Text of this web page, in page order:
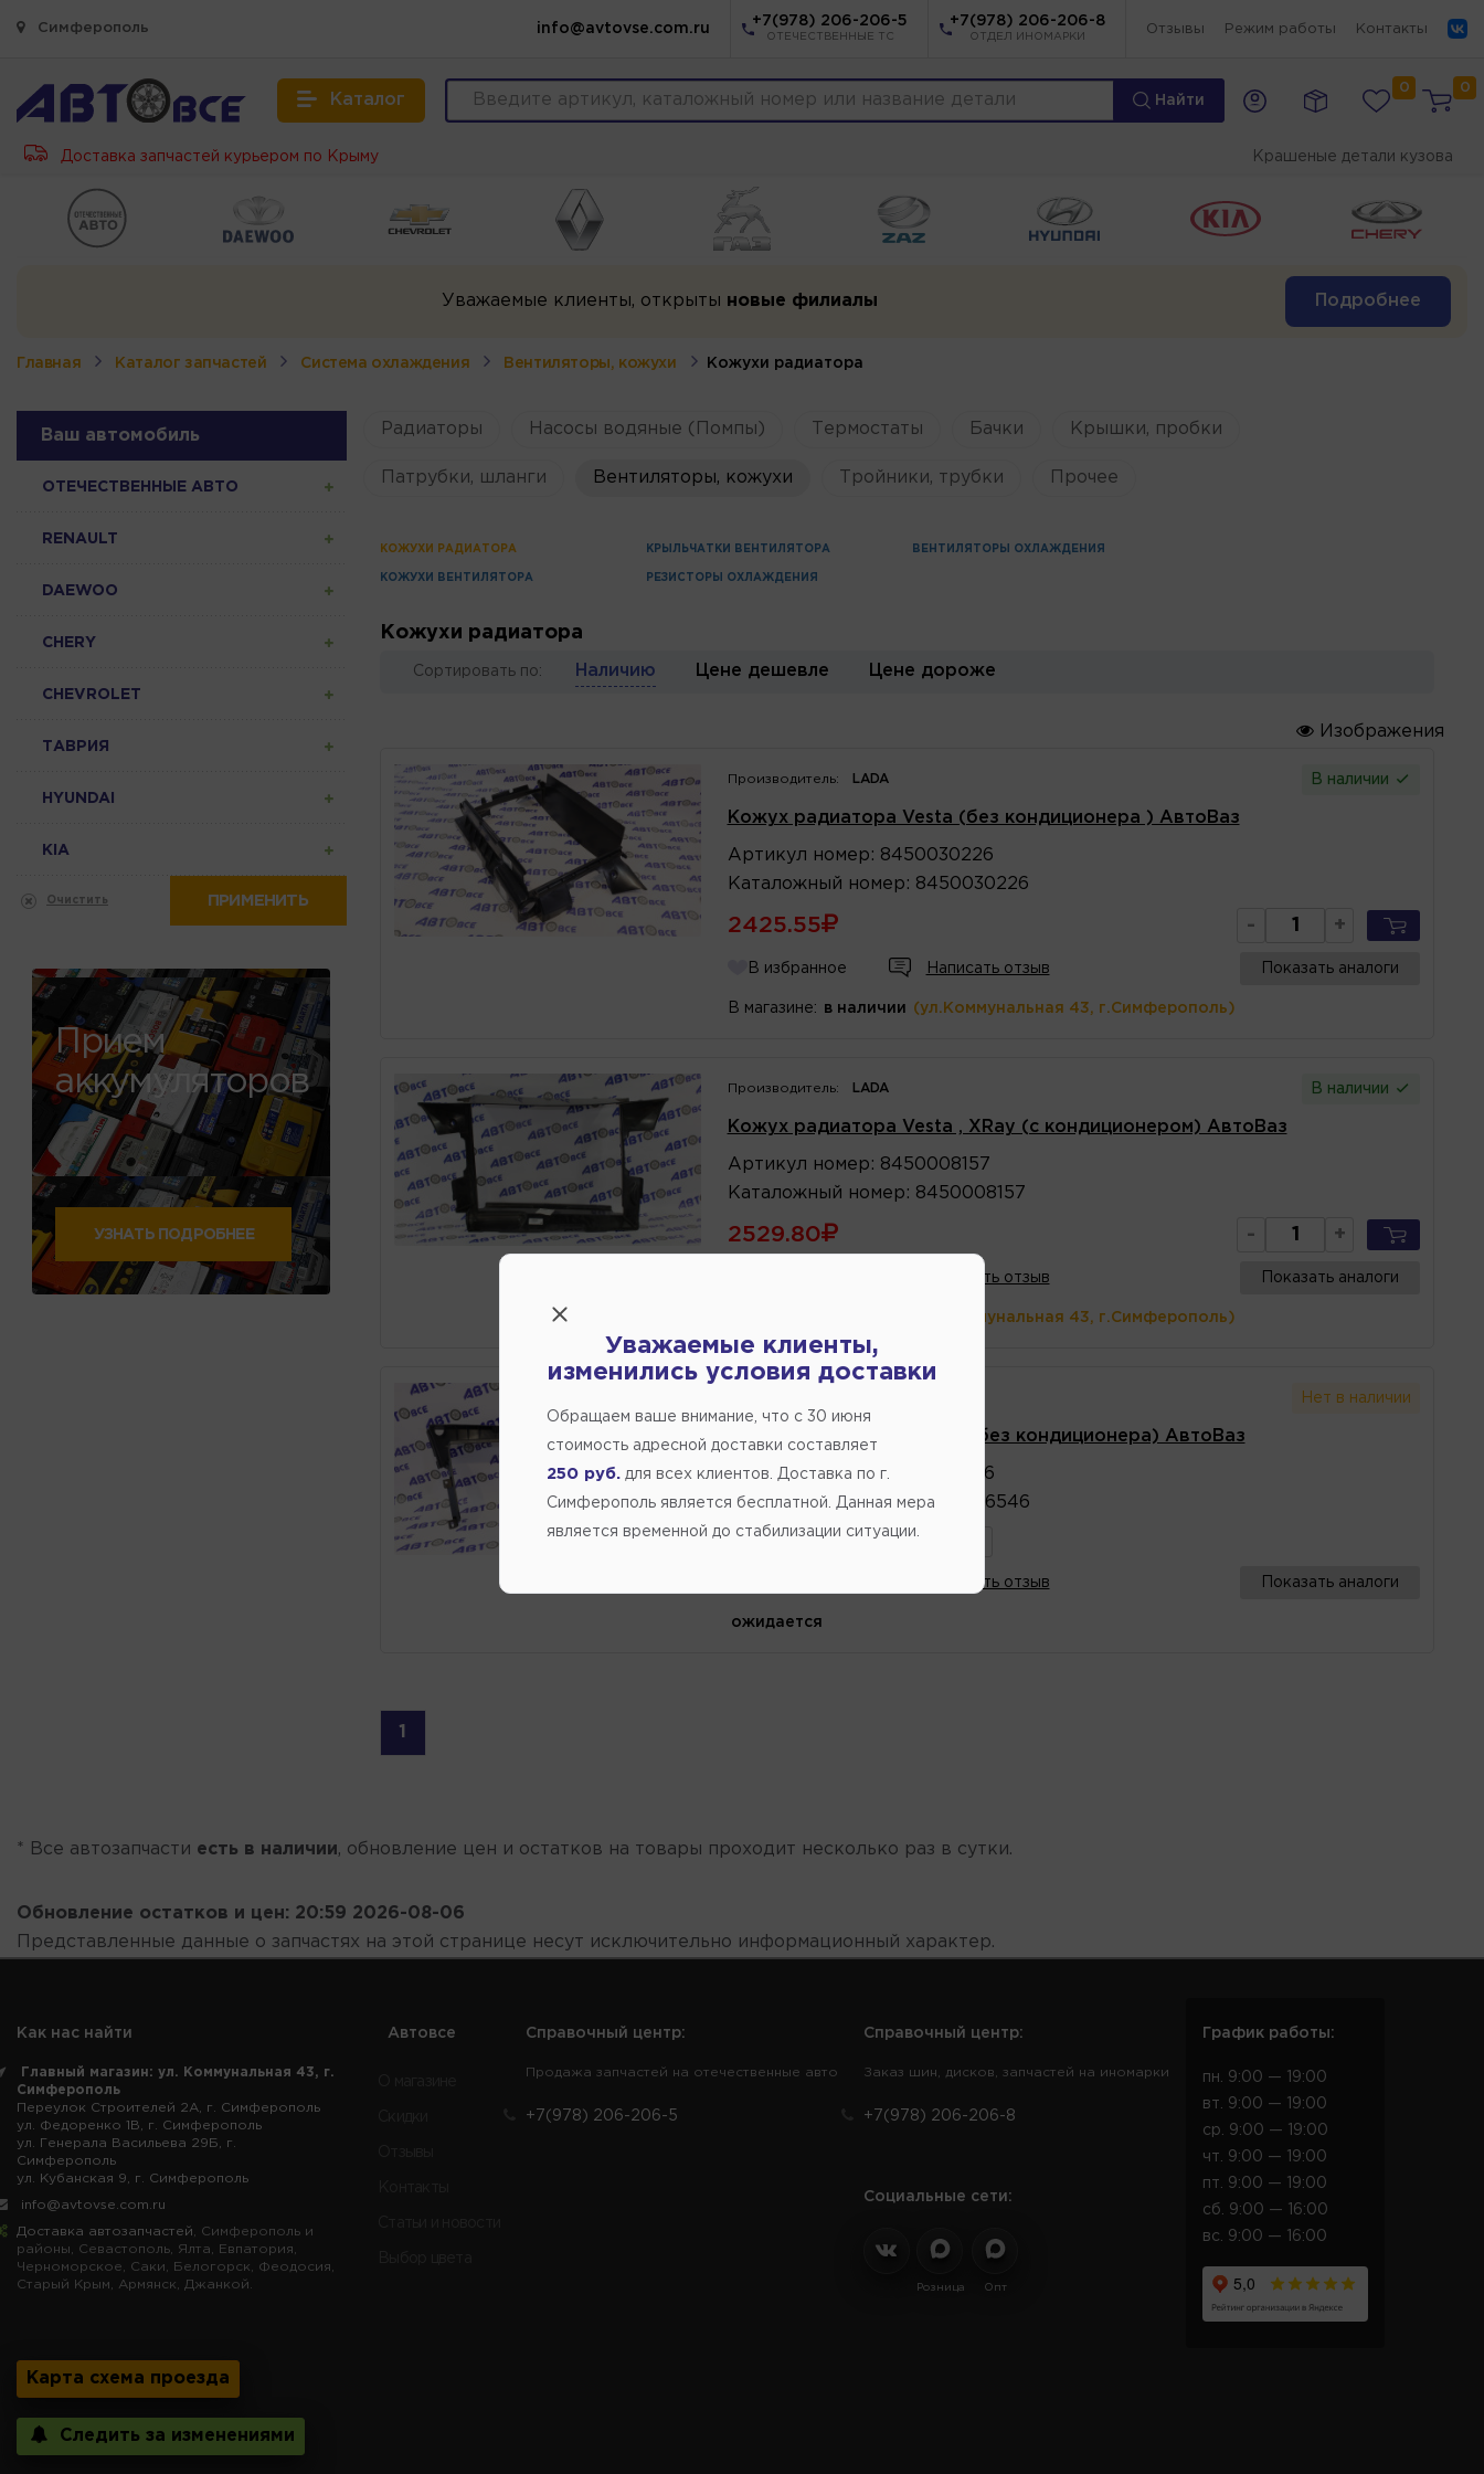
Симферополь info@avtovse.com.ru
+7(978) 206-206-5
ОТЕЧЕСТВЕННЫЕ ТС
+7(978) 206-206-8
ОТДЕЛ ИНОМАРКИ
Отзывы Режим работы Контакты
Каталог Найти
0 0
Доставка запчастей курьером по Крыму Крашеные детали кузова
Уважаемые клиенты, открыты новые филиалы Подробнее
Главная Каталог запчастей Система охлаждения Вентиляторы, кожухи Кожухи радиатора
Ваш автомобиль
ОТЕЧЕСТВЕННЫЕ АВТО
RENAULT
DAEWOO
CHERY
CHEVROLET
ТАВРИЯ
HYUNDAI
KIA
Очистить ПРИМЕНИТЬ
Прием
аккумуляторов
УЗНАТЬ ПОДРОБНЕЕ
Радиаторы Насосы водяные (Помпы) Термостаты Бачки Крышки, пробки
Патрубки, шланги Вентиляторы, кожухи Тройники, трубки Прочее
КОЖУХИ РАДИАТОРА
КОЖУХИ ВЕНТИЛЯТОРА
КРЫЛЬЧАТКИ ВЕНТИЛЯТОРА
РЕЗИСТОРЫ ОХЛАЖДЕНИЯ
ВЕНТИЛЯТОРЫ ОХЛАЖДЕНИЯ
Кожухи радиатора
Сортировать по: Наличию Цене дешевле Цене дороже
Изображения
Производитель: LADA В наличии
Кожух радиатора Vesta (без кондиционера ) АвтоВаз
Артикул номер : 8450030226
Каталожный номер : 8450030226
2425.55 - +
В избранное Написать отзыв Показать аналоги
В магазине: в наличии (ул.Коммунальная 43, г.Симферополь)
Производитель: LADA В наличии
Кожух радиатора Vestа , XRay (с кондиционером) АвтоВаз
Артикул номер : 8450008157
Каталожный номер : 8450008157
2529.80 - +
Написать отзыв Показать аналоги
(ул.Коммунальная 43, г.Симферополь)
Нет в наличии
Кожух радиатора Largus (без кондиционера) АвтоВаз
Артикулномер: 8200746546
Каталожныйномер:8200746546
Напомнить о поступлении
Написать отзыв Показать аналоги
ожидается
1
* Все автозапчасти есть в наличии, обновление цен и остатков на товары проходит несколько раз в сутки.
Обновление остатков и цен: 20:59 2026-08-06
Представленные данные о запчастях на этой странице несут исключительно информационный характер.
Как нас найти
Главный магазин: ул. Коммунальная 43, г.
Симферополь
Переулок Строителей 2А, г. Симферополь
ул. Федоренко 1В, г. Симферополь
ул. Генерала Васильева 29Б, г.
Симферополь
ул. Кубанская 9, г. Симферополь
info@avtovse.com.ru
Доставка автозапчастей , Симферополь и
районы, Севастополь, Ялта, Евпатория,
Черноморское, Саки, Белогорск, Феодосия,
Старый Крым, Армянск, Джанкой.
Карта схема проезда
Следить за изменениями
Автовсе Справочный центр:
Продажа запчастей на отечественные авто
+7(978) 206-206-5
Справочный центр:
Заказ шин, дисков, запчастей на иномарки
+7(978) 206-206-8
Социальные сети:
Розница Опт
График работы:
пн. 9:00 — 19:00
вт. 9:00 — 19:00
ср. 9:00 — 19:00
чт. 9:00 — 19:00
пт. 9:00 — 19:00
сб. 9:00 — 16:00
вс. 9:00 — 16:00
Уважаемые клиенты,
изменились условия доставки
Обращаем ваше внимание, что c 30 июня
стоимость адресной доставки составляет
250 руб. для всех клиентов. Доставка по г.
Симферополь является бесплатной. Данная мера
является временной до стабилизации ситуации.